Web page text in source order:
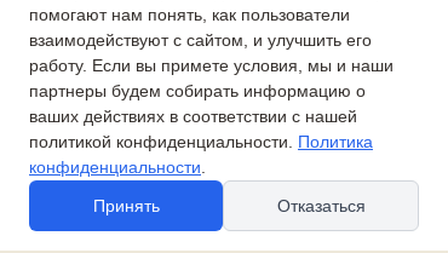
помогают нам понять, как пользователи
взаимодействуют с сайтом, и улучшить его
работу. Если вы примете условия, мы и наши
партнеры будем собирать информацию о
ваших действиях в соответствии с нашей
политикой конфиденциальности. Политика
конфиденциальности
Принять
Отказаться